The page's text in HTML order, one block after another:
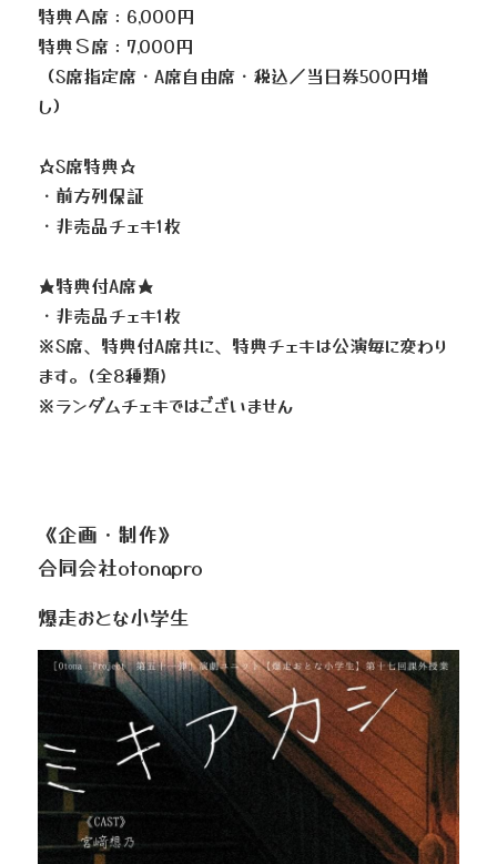
特典Ａ席：6,000円
特典Ｓ席：7,000円
（S席指定席・A席自由席・税込／当日券500円増
し）
☆S席特典☆
・前方列保証
・非売品チェキ1枚
★特典付A席★
・非売品チェキ1枚
※S席、特典付A席共に、特典チェキは公演毎に変わり
ます。(全8種類)
※ランダムチェキではございません
《企画・制作》
合同会社otonapro
爆走おとな小学生